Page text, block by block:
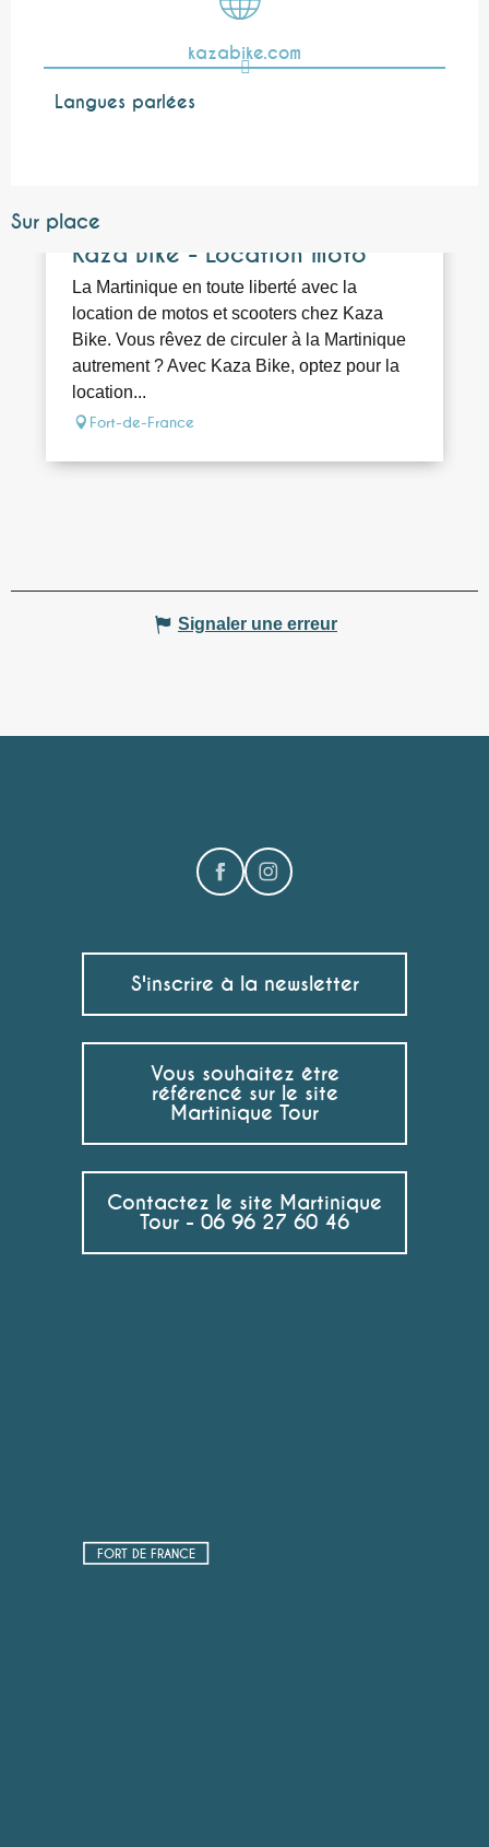
kazabike.com
Langues parlées
Langues parlées
Sur place
Kaza Bike - Location moto
La Martinique en toute liberté avec la
location de motos et scooters chez Kaza
Bike. Vous rêvez de circuler à la Martinique
autrement ? Avec Kaza Bike, optez pour la
location...
Fort-de-France
Signaler une erreur
S'inscrire à la newsletter
Vous souhaitez être
référencé sur le site
Martinique Tour
Contactez le site Martinique
Tour - 06 96 27 60 46
FORT DE FRANCE